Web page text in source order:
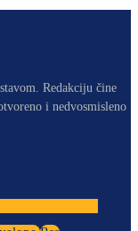
Redakciju čine
i nedvosmisleno